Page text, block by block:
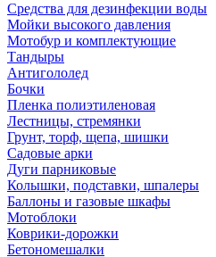
Средства для дезинфекции воды
Мойки высокого давления
Мотобур и комплектующие
Тандыры
Антигололед
Бочки
Пленка полиэтиленовая
Лестницы, стремянки
Грунт, торф, щепа, шишки
Садовые арки
Дуги парниковые
Колышки, подставки, шпалеры
Баллоны и газовые шкафы
Мотоблоки
Коврики-дорожки
Бетономешалки